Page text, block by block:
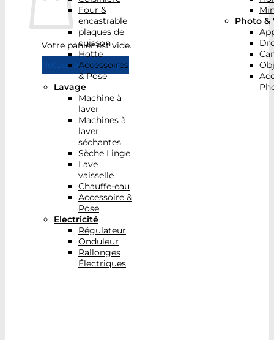
Votre panier est vide.
Retour à la boutique
Four &
encastrable
plaques de
cuisson
Hotte
Accessoires
& Pose
Lavage
Machine à
laver
Machines à
laver
séchantes
Sèche Linge
Lave
vaisselle
Chauffe-eau
Accessoire &
Pose
Electricité
Régulateur
Onduleur
Rallonges
Électriques
Photo &